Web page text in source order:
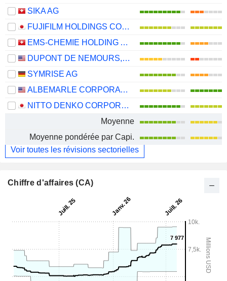
SIKA AG
FUJIFILM HOLDINGS CORPORATION
EMS-CHEMIE HOLDING AG
DUPONT DE NEMOURS, INC.
SYMRISE AG
ALBEMARLE CORPORATION
NITTO DENKO CORPORATION
Moyenne
Moyenne pondérée par Capi.
Voir toutes les révisions sectorielles
Chiffre d'affaires (CA)